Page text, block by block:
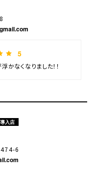
5
かなくなりました！！
入店
6